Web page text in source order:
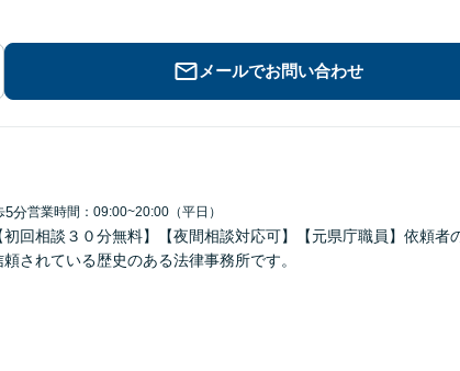
メールでお問い合わせ
5分営業時間：09:00~20:00（平日）
回相談３０分無料】【夜間相談対応可】【元県庁職員】依頼者
されている歴史のある法律事務所です。